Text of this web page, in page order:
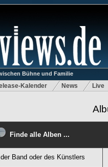
Bühne und Familie
Kalender News Live
Finde alle Alben ...
der Band oder des Künstlers